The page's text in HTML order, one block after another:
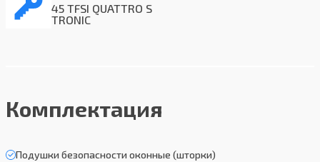
45 TFSI QUATTRO S
TRONIC
Комплектация
Подушки безопасности оконные (шторки)